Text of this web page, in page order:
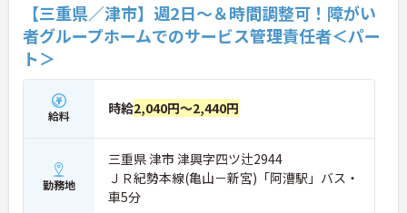
【三重県／津市】週2日～＆時間調整可！障がい
者グループホームでのサービス管理責任者＜パー
ト＞
給料 時給2,040円～2,440円
勤務地
三重県 津市 津興字四ツ辻2944
ＪＲ紀勢本線(亀山－新宮)「阿漕駅」バス・
車5分